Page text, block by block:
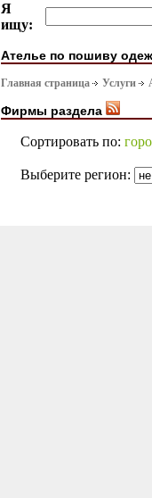
Я
ищу:
Ателье по пошиву
Главная страница Услуги
Фирмы раздела
Сортировать по:
Выберите регион: